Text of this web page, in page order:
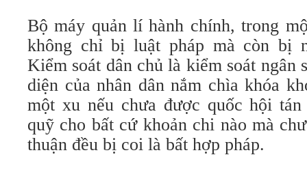
Bộ máy quản lí hành chính, trong
không chỉ bị luật pháp mà còn bị
Kiểm soát dân chủ là kiểm soát ngân
diện của nhân dân nắm chìa khóa
một xu nếu chưa được quốc hội
quỹ cho bất cứ khoản chi nào mà
thuận đều bị coi là bất hợp pháp.